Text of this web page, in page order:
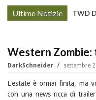
Ultime Notizie
More »
TWD
Western
DarkSchneider settembre
L'estate è ormai finita, ma
con una news ricca di trailer